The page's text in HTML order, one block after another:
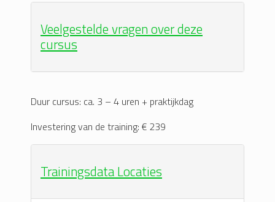
Veelgestelde vragen over deze
cursus
Duur cursus: ca. 3 – 4 uren + praktijkdag
Investering van de training: € 239
Trainingsdata Locaties